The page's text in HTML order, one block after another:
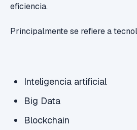
eficiencia.
Principalmente se refiere a
Inteligencia artificial
Big Data
Blockchain